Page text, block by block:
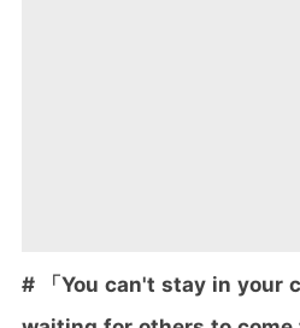
# 「You can't stay in your